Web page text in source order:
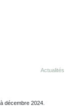
Actualités
décembre 2024.